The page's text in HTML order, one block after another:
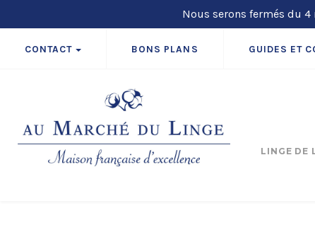
Nous serons fermés du
CONTACT BONS PLANS GUIDES ET
LINGE DE